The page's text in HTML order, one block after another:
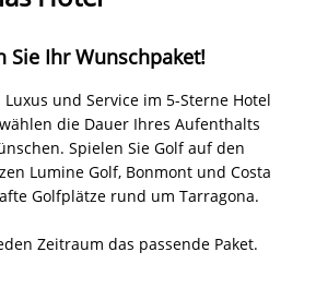
Sie Ihr Wunschpaket!
und Service im 5-Sterne Hotel
die Dauer Ihres Aufenthalts
Spielen Sie Golf auf den
Lumine Golf, Bonmont und Costa
Golfplätze rund um Tarragona.
Zeitraum das passende Paket.